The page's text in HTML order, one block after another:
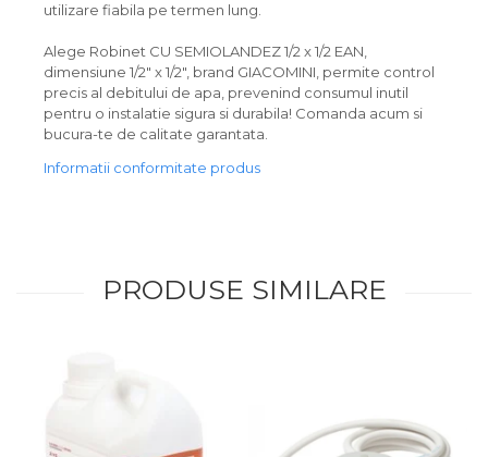
utilizare fiabila pe termen lung.
Alege Robinet CU SEMIOLANDEZ 1/2 x 1/2 EAN,
dimensiune 1/2" x 1/2", brand GIACOMINI, permite control
precis al debitului de apa, prevenind consumul inutil
pentru o instalatie sigura si durabila! Comanda acum si
bucura-te de calitate garantata.
Informatii conformitate produs
PRODUSE SIMILARE